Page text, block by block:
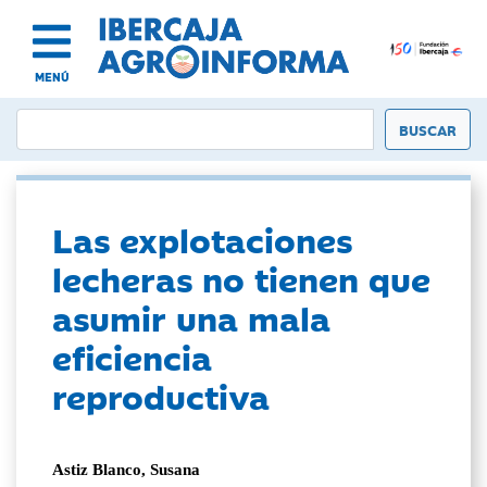
MENÚ
Las explotaciones
lecheras no tienen que
asumir una mala
eficiencia
reproductiva
Astiz Blanco, Susana